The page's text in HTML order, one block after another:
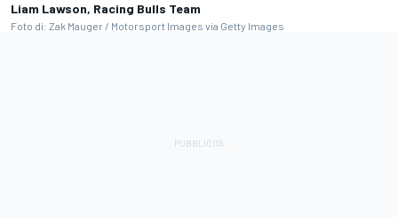
Liam Lawson, Racing Bulls Team
Foto di: Zak Mauger / Motorsport Images via Getty Images